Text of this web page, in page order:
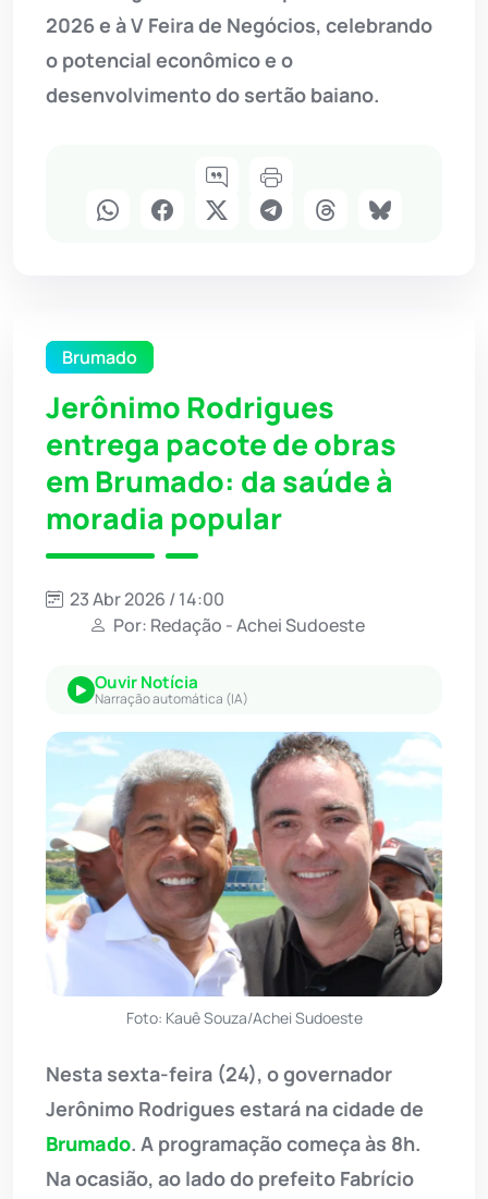
2026 e à V Feira de Negócios, celebrando
o potencial econômico e o
desenvolvimento do sertão baiano.
Brumado
Jerônimo Rodrigues
entrega pacote de obras
em Brumado: da saúde à
moradia popular
23 Abr 2026 / 14:00
Por: Redação - Achei Sudoeste
Ouvir Notícia
Narração automática (IA)
Foto: Kauê Souza/Achei Sudoeste
Nesta sexta-feira (24), o governador
Jerônimo Rodrigues estará na cidade de
Brumado. A programação começa às 8h.
Na ocasião, ao lado do prefeito Fabrício